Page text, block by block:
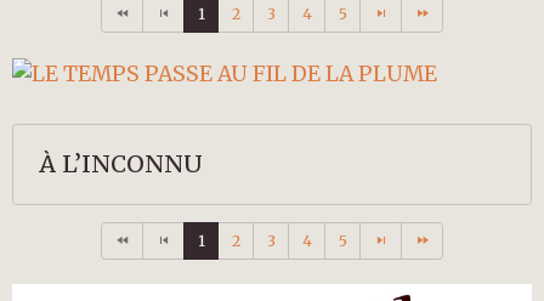
1 2 3 4 5
À L’INCONNU
1 2 3 4 5